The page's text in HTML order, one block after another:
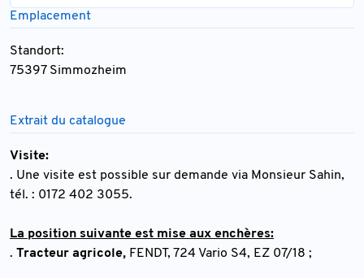
Emplacement
Standort:
75397 Simmozheim
Extrait du catalogue
Visite:
. Une visite est possible sur demande via Monsieur Sahin,
tél. : 0172 402 3055.
La position suivante est mise aux enchères:
. Tracteur agricole, FENDT, 724 Vario S4, EZ 07/18 ;